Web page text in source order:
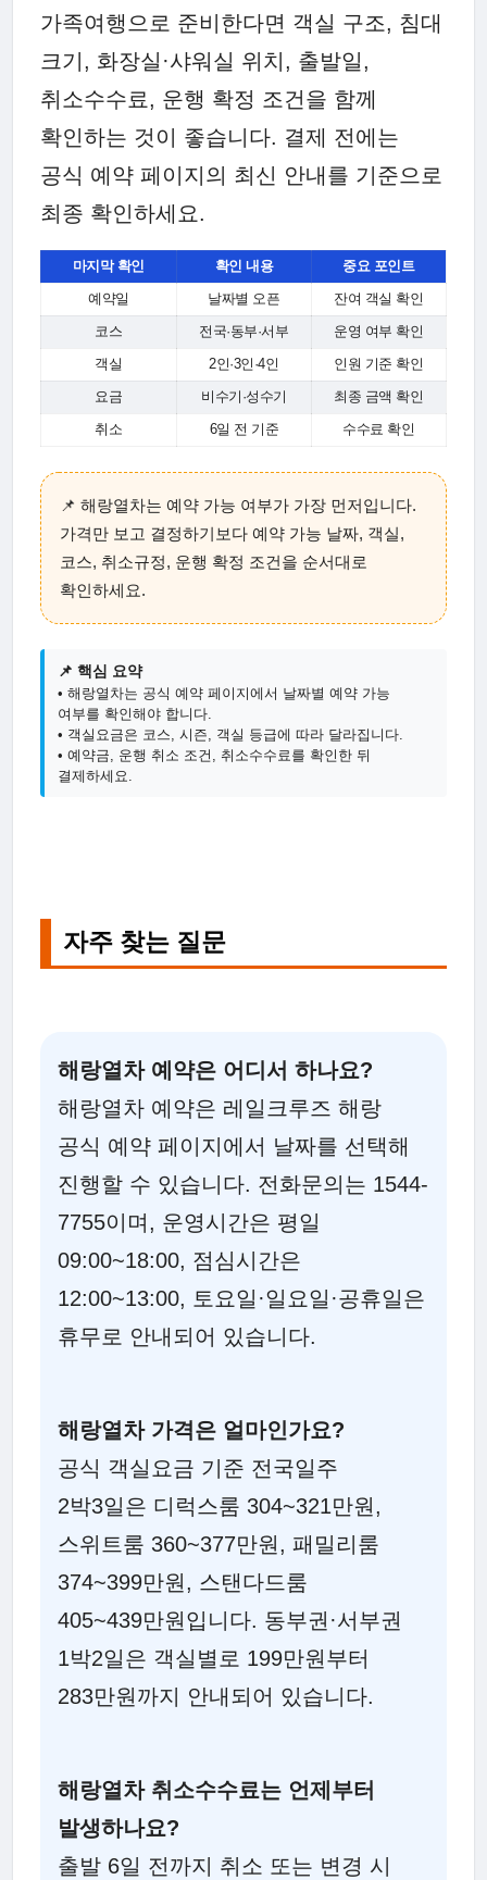
가족여행으로 준비한다면 객실 구조, 침대
크기, 화장실·샤워실 위치, 출발일,
취소수수료, 운행 확정 조건을 함께
확인하는 것이 좋습니다. 결제 전에는
공식 예약 페이지의 최신 안내를 기준으로
최종 확인하세요.
마지막 확인 확인 내용 중요 포인트
예약일 날짜별 오픈 잔여 객실 확인
코스 전국·동부·서부 운영 여부 확인
객실 2인·3인·4인 인원 기준 확인
요금 비수기·성수기 최종 금액 확인
취소 6일 전 기준 수수료 확인
📌 해랑열차는 예약 가능 여부가 가장 먼저입니다.
가격만 보고 결정하기보다 예약 가능 날짜, 객실,
코스, 취소규정, 운행 확정 조건을 순서대로
확인하세요.
📌 핵심 요약
• 해랑열차는 공식 예약 페이지에서 날짜별 예약 가능
여부를 확인해야 합니다.
• 객실요금은 코스, 시즌, 객실 등급에 따라 달라집니다.
• 예약금, 운행 취소 조건, 취소수수료를 확인한 뒤
결제하세요.
자주 찾는 질문
해랑열차 예약은 어디서 하나요?
해랑열차 예약은 레일크루즈 해랑
공식 예약 페이지에서 날짜를 선택해
진행할 수 있습니다. 전화문의는 1544-
7755이며, 운영시간은 평일
09:00~18:00, 점심시간은
12:00~13:00, 토요일·일요일·공휴일은
휴무로 안내되어 있습니다.
해랑열차 가격은 얼마인가요?
공식 객실요금 기준 전국일주
2박3일은 디럭스룸 304~321만원,
스위트룸 360~377만원, 패밀리룸
374~399만원, 스탠다드룸
405~439만원입니다. 동부권·서부권
1박2일은 객실별로 199만원부터
283만원까지 안내되어 있습니다.
해랑열차 취소수수료는 언제부터
발생하나요?
출발 6일 전까지 취소 또는 변경 시